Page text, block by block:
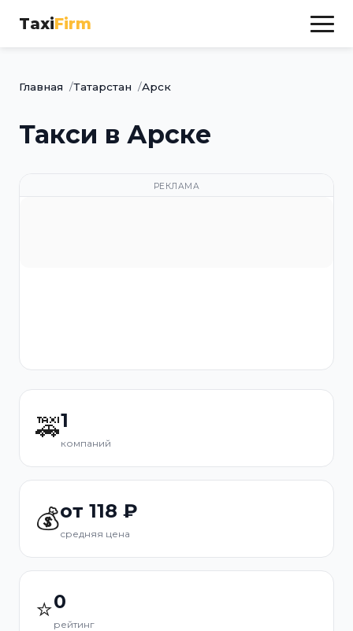
TaxiFirm
Главная Татарстан Арск
Такси в Арске
РЕКЛАМА
🚕1
компаний
💰от 118 ₽
средняя цена
⭐0
рейтинг